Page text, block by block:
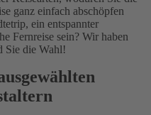
ganz einfach abschöpfen
ein entspannter
Fernreise sein? Wir haben
Sie die Wahl!